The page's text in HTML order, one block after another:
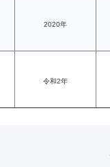
2020年
令和2年